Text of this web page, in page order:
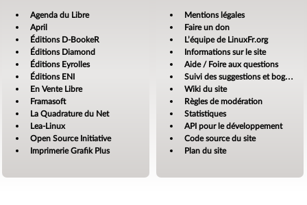
Agenda du Libre
April
Éditions D-BookeR
Éditions Diamond
Éditions Eyrolles
Éditions ENI
En Vente Libre
Framasoft
La Quadrature du Net
Lea-Linux
Open Source Initiative
Imprimerie Grafik Plus
Mentions légales
Faire un don
L’équipe de LinuxFr.org
Informations sur le site
Aide / Foire aux questions
Suivi des suggestions et bogues
Wiki du site
Règles de modération
Statistiques
API pour le développement
Code source du site
Plan du site